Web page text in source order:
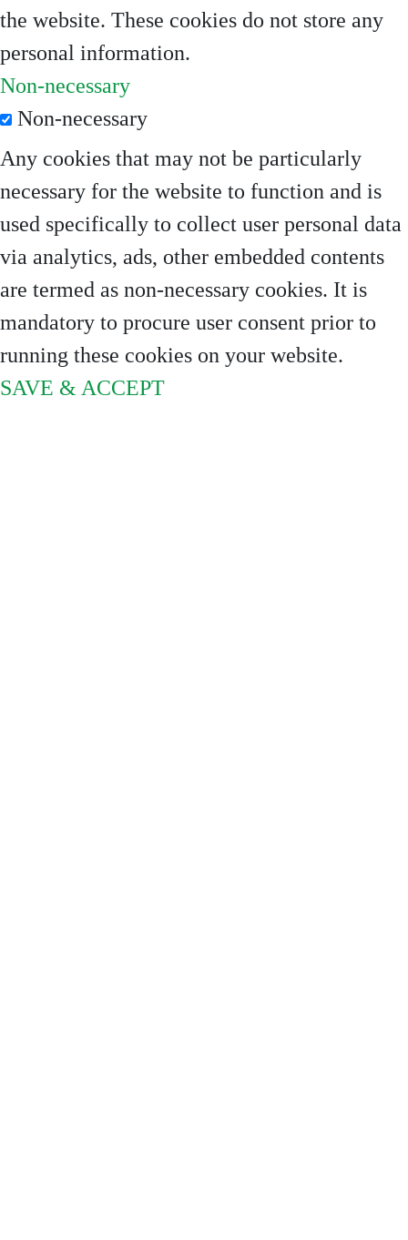
the website. These cookies do not store any
personal information.
Non-necessary
Non-necessary
Any cookies that may not be particularly
necessary for the website to function and is
used specifically to collect user personal data
via analytics, ads, other embedded contents
are termed as non-necessary cookies. It is
mandatory to procure user consent prior to
running these cookies on your website.
SAVE & ACCEPT